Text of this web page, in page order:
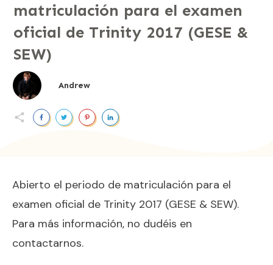
matriculación para el examen
oficial de Trinity 2017 (GESE &
SEW)
Andrew
Abierto el periodo de matriculación para el
examen oficial de Trinity 2017 (GESE & SEW).
Para más información, no dudéis en
contactarnos.